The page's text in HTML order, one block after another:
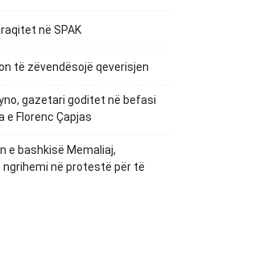
në SPAK
të zëvendësojë qeverisjen
gazetari goditet në befasi
e Florenc Çapjas
e bashkisë Memaliaj,
ngrihemi në protestë për të